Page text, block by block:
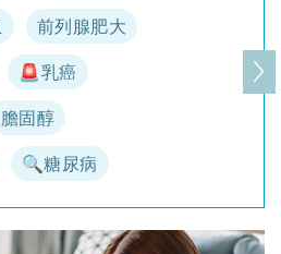
前列腺肥大
🚨乳癌
膽固醇
🔍糖尿病
下